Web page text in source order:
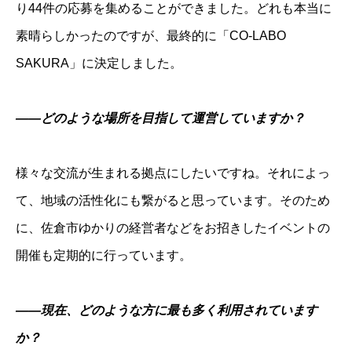
り44件の応募を集めることができました。どれも本当に
素晴らしかったのですが、最終的に「CO-LABO
SAKURA」に決定しました。
――どのような場所を目指して運営していますか？
様々な交流が生まれる拠点にしたいですね。それによっ
て、地域の活性化にも繋がると思っています。そのため
に、佐倉市ゆかりの経営者などをお招きしたイベントの
開催も定期的に行っています。
――現在、どのような方に最も多く利用されています
か？